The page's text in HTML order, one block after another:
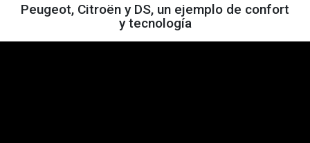
Peugeot, Citroën y DS, un ejemplo de confort
y tecnología